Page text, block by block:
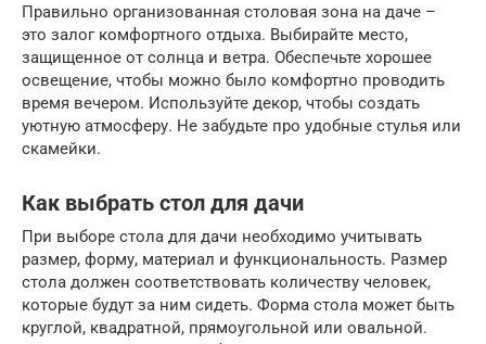
Правильно организованная столовая зона на даче –
это залог комфортного отдыха. Выбирайте место,
защищенное от солнца и ветра. Обеспечьте хорошее
освещение, чтобы можно было комфортно проводить
время вечером. Используйте декор, чтобы создать
уютную атмосферу. Не забудьте про удобные стулья или
скамейки.
Как выбрать стол для дачи
При выборе стола для дачи необходимо учитывать
размер, форму, материал и функциональность. Размер
стола должен соответствовать количеству человек,
которые будут за ним сидеть. Форма стола может быть
круглой, квадратной, прямоугольной или овальной.